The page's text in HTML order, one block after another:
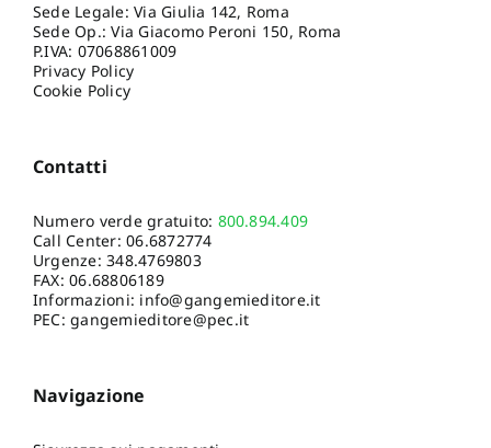
Sede Legale: Via Giulia 142, Roma
Sede Op.: Via Giacomo Peroni 150, Roma
P.IVA: 07068861009
Privacy Policy
Cookie Policy
Contatti
Numero verde gratuito: 800.894.409
Call Center:06.6872774
Urgenze:348.4769803
FAX: 06.68806189
Informazioni: info@gangemieditore.it
PEC: gangemieditore@pec.it
Navigazione